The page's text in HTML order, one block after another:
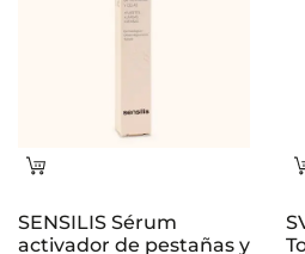
Leer
SENSILIS Sérum
activador de pestañas y